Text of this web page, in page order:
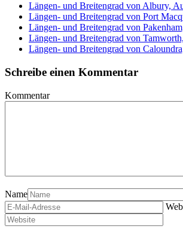
Längen- und Breitengrad von Albury,
Längen- und Breitengrad von Port
Längen- und Breitengrad von
Längen- und Breitengrad von
Längen- und Breitengrad von
Schreibe einen Kommentar
Kommentar
Name